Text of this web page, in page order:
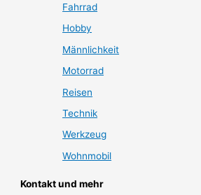
Fahrrad
Hobby
Männlichkeit
Motorrad
Reisen
Technik
Werkzeug
Wohnmobil
Kontakt und mehr